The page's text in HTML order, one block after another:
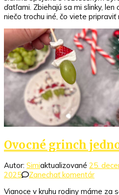
syrom
ďatľami. Zbiehajú sa mi slinky,
niečo trochu iné, čo viete
Ovocné grinch
Autor: Simiaktualizované 25.
2025
Zanechať komentárk
Ovocné
Vianoce v kruhu rodiny máme za